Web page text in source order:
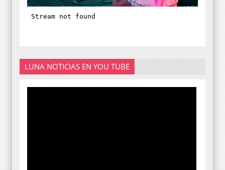
LUNA NOTICIAS EN YOU TUBE